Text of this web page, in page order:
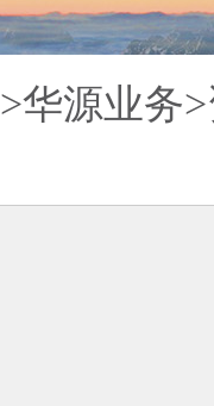
>华源业务>